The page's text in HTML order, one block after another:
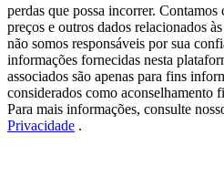
USDT New User Exclusive
USDT Flexible Staking | Daily
BTC New User Exclusive:
perdas que possa incorrer. Contamos
preços e outros dados relacionados
não somos responsáveis por sua
informações fornecidas nesta
associados são apenas para fins
considerados como aconselhamento
Para mais informações, consulte
Privacidade .